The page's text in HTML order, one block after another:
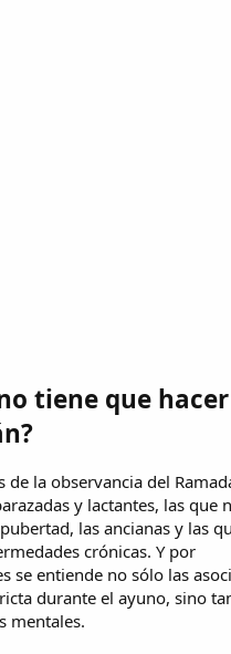
tiene que
de la observancia del
y lactantes, las que
las ancianas y las
crónicas. Y por
se entiende no sólo las
durante el ayuno, sino
mentales.